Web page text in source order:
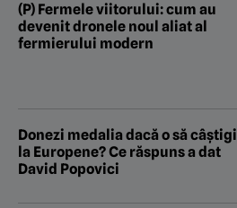
(P) Fermele viitorului: cum au
devenit dronele noul aliat al
fermierului modern
Donezi medalia dacă o să câștigi
la Europene? Ce răspuns a dat
David Popovici